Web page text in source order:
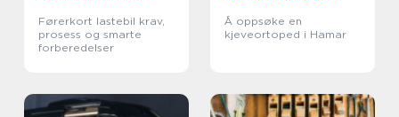
Førerkort lastebil krav,
prosess og smarte
forberedelser
Å oppsøke en
kjeveortoped i Hamar